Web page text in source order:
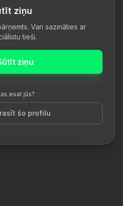
ziņu
Vari sazināties ar
tieši.
ziņu
esat jūs?
šo profilu